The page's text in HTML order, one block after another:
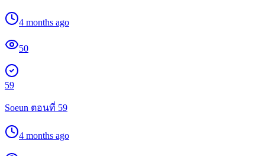
4 months ago
50
59
Soeun ตอนที่ 59
4 months ago